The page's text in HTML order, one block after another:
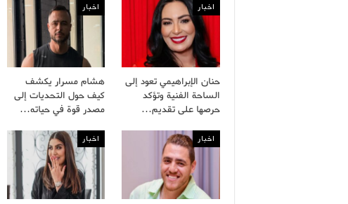
اخبار
حنان الإبراهيمي تعود إلى
الساحة الفنية وتؤكد
حرصها على تقديم…
اخبار
هشام مسرار يكشف
كيف حول التحديات إلى
مصدر قوة في حياته…
اخبار اخبار